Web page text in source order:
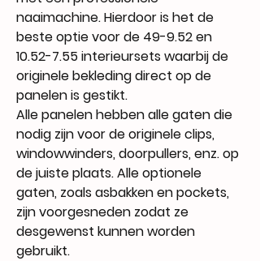
naaimachine. Hierdoor is het de
beste optie voor de 49-9.52 en
10.52-7.55 interieursets waarbij de
originele bekleding direct op de
panelen is gestikt.
Alle panelen hebben alle gaten die
nodig zijn voor de originele clips,
windowwinders, doorpullers, enz. op
de juiste plaats. Alle optionele
gaten, zoals asbakken en pockets,
zijn voorgesneden zodat ze
desgewenst kunnen worden
gebruikt.